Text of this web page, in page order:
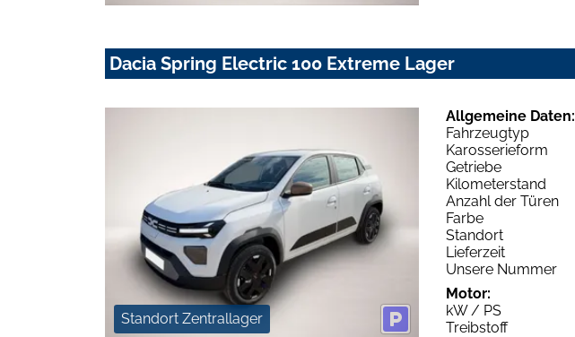
Dacia Spring Electric 100 Extreme Lager
Standort Zentrallager
Allgemeine Daten:
Fahrzeugtyp
Karosserieform
Getriebe
Kilometerstand
Anzahl der Türen
Farbe
Standort
Lieferzeit
Unsere Nummer
Motor:
kW / PS
Treibstoff